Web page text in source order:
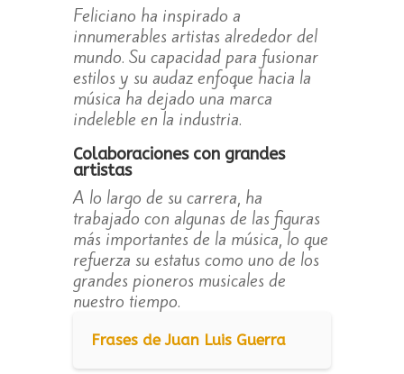
Feliciano ha inspirado a
innumerables artistas alrededor del
mundo. Su capacidad para fusionar
estilos y su audaz enfoque hacia la
música ha dejado una marca
indeleble en la industria.
Colaboraciones con grandes
artistas
A lo largo de su carrera, ha
trabajado con algunas de las figuras
más importantes de la música, lo que
refuerza su estatus como uno de los
grandes pioneros musicales de
nuestro tiempo.
Frases de Juan Luis Guerra